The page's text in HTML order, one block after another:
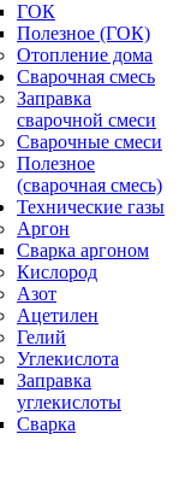
ГОК
Полезное (ГОК)
Отопление дома
Сварочная смесь
Заправка
сварочной смеси
Сварочные смеси
Полезное
(сварочная смесь)
Технические газы
Аргон
Сварка аргоном
Кислород
Азот
Ацетилен
Гелий
Углекислота
Заправка
углекислоты
Сварка